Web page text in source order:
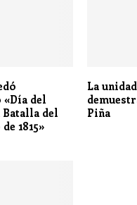
del
del
1815»
La
Piña